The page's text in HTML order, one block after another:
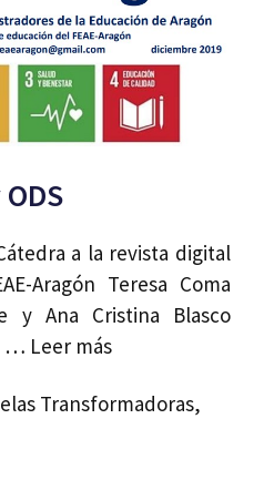
a la revista digital
Aragón Teresa Coma
y Ana Cristina Blasco
… Leer más
Transformadoras,